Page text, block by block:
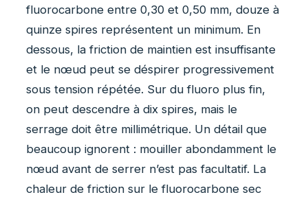
fluorocarbone entre 0,30 et 0,50 mm, douze à
quinze spires représentent un minimum. En
dessous, la friction de maintien est insuffisante
et le nœud peut se déspirer progressivement
sous tension répétée. Sur du fluoro plus fin,
on peut descendre à dix spires, mais le
serrage doit être millimétrique. Un détail que
beaucoup ignorent : mouiller abondamment le
nœud avant de serrer n’est pas facultatif. La
chaleur de friction sur le fluorocarbone sec